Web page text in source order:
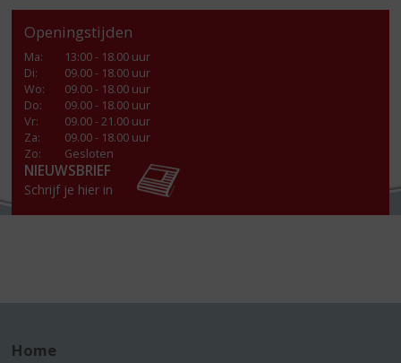
Openingstijden
Ma:
13:00 - 18.00 uur
Di:
09.00 - 18.00 uur
Wo:
09.00 - 18.00 uur
Do:
09.00 - 18.00 uur
Vr:
09.00 - 21.00 uur
Za:
09.00 - 18.00 uur
Zo:
Gesloten
NIEUWSBRIEF
Schrijf je hier in
Home